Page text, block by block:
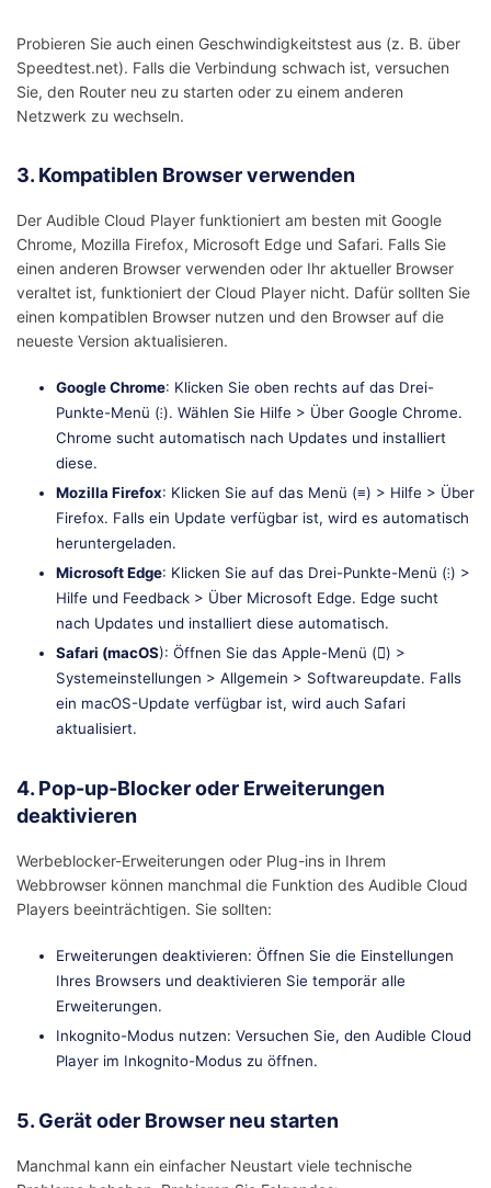
Probieren Sie auch einen Geschwindigkeitstest aus (z. B. über
Speedtest.net). Falls die Verbindung schwach ist, versuchen
Sie, den Router neu zu starten oder zu einem anderen
Netzwerk zu wechseln.
3. Kompatiblen Browser verwenden
Der Audible Cloud Player funktioniert am besten mit Google
Chrome, Mozilla Firefox, Microsoft Edge und Safari. Falls Sie
einen anderen Browser verwenden oder Ihr aktueller Browser
veraltet ist, funktioniert der Cloud Player nicht. Dafür sollten Sie
einen kompatiblen Browser nutzen und den Browser auf die
neueste Version aktualisieren.
Google Chrome: Klicken Sie oben rechts auf das Drei-
Punkte-Menü (⁝). Wählen Sie Hilfe > Über Google Chrome.
Chrome sucht automatisch nach Updates und installiert
diese.
Mozilla Firefox: Klicken Sie auf das Menü (≡) > Hilfe > Über
Firefox. Falls ein Update verfügbar ist, wird es automatisch
heruntergeladen.
Microsoft Edge: Klicken Sie auf das Drei-Punkte-Menü (⁝) >
Hilfe und Feedback > Über Microsoft Edge. Edge sucht
nach Updates und installiert diese automatisch.
Safari (macOS): Öffnen Sie das Apple-Menü () >
Systemeinstellungen > Allgemein > Softwareupdate. Falls
ein macOS-Update verfügbar ist, wird auch Safari
aktualisiert.
4. Pop-up-Blocker oder Erweiterungen
deaktivieren
Werbeblocker-Erweiterungen oder Plug-ins in Ihrem
Webbrowser können manchmal die Funktion des Audible Cloud
Players beeinträchtigen. Sie sollten:
Erweiterungen deaktivieren: Öffnen Sie die Einstellungen
Ihres Browsers und deaktivieren Sie temporär alle
Erweiterungen.
Inkognito-Modus nutzen: Versuchen Sie, den Audible Cloud
Player im Inkognito-Modus zu öffnen.
5. Gerät oder Browser neu starten
Manchmal kann ein einfacher Neustart viele technische